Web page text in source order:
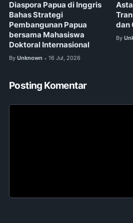
Diaspora Papua di Inggris
Bahas Strategi
Pembangunan Papua
bersama Mahasiswa
Doktoral Internasional
By Unknown • 16 Jul, 2026
dan
By
Posting Komentar